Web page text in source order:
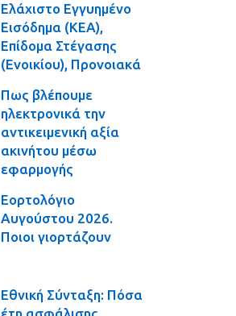
Ελάχιστο Εγγυημένο
Εισόδημα (ΚΕΑ),
Επίδομα Στέγασης
(Ενοικίου), Προνοιακά
Πως βλέπουμε
ηλεκτρονικά την
αντικειμενική αξία
ακινήτου μέσω
εφαρμογής
Εορτολόγιο
Αυγούστου 2026.
Ποιοι γιορτάζουν
Εθνική Σύνταξη: Πόσα